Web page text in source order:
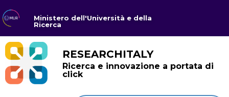
Ministero dell'Università e della
Ricerca
RESEARCHITALY
Ricerca e innovazione a portata di
click